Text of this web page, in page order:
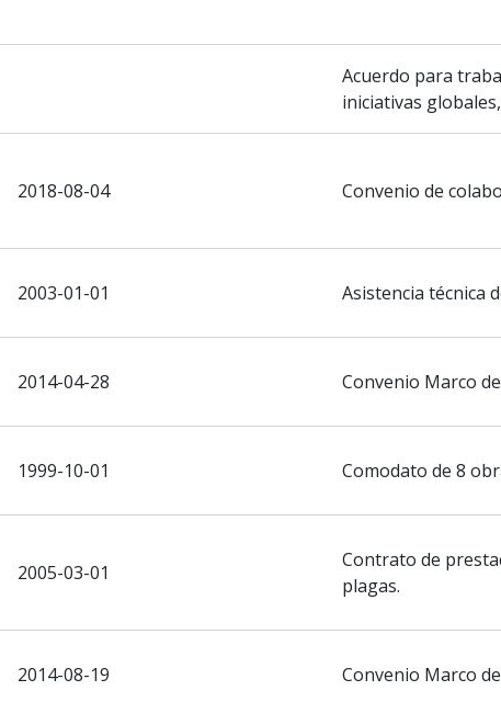
Acuerdo para
iniciativas
2018-08-04 Convenio de
2003-01-01 Asistencia técnica
2014-04-28 Convenio Marco
1999-10-01 Comodato de 8
2005-03-01
Contrato de
plagas.
2014-08-19 Convenio Marco